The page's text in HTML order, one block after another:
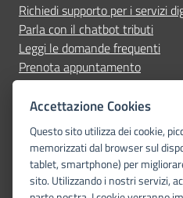
Richiedi supporto per i servizi
Parla con il chatbot tributi
Leggi le domande frequenti
Prenota appuntamento
Segnala disservizio
Seguici su
Accettazione Cookies
Questo sito utilizza dei cookie,
memorizzati dal browser sul
tablet, smartphone) per
sito. Utilizzando i nostri servizi,